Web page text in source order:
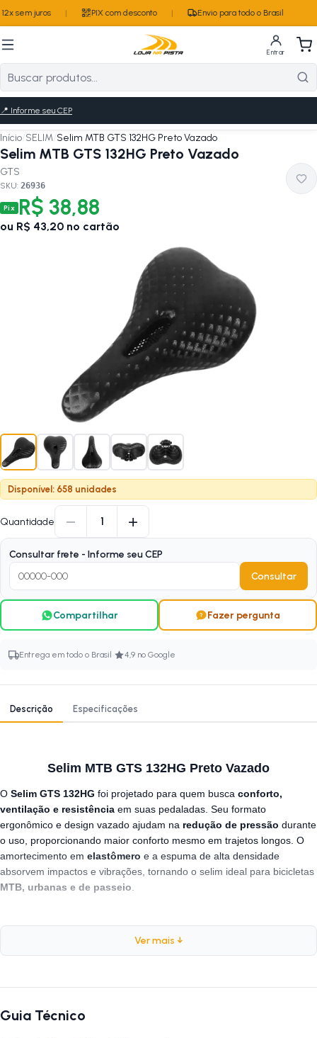
sem juros PIX com desconto Envio para todo o Brasil
Entrar
📍 Informe seu CEP
Início/SELIM/Selim MTB GTS 132HG Preto Vazado
Selim MTB GTS 132HG Preto Vazado
GTS
SKU: 26936
Pix R$ 38,88
ou R$ 43,20 no cartão
Disponível: 658 unidades
Quantidade − 1 +
Consultar frete - Informe seu CEP
Consultar
Compartilhar Fazer pergunta
Entrega em todo o Brasil · 4,9 no Google
Descrição Especificações
Selim MTB GTS 132HG Preto Vazado
O Selim GTS 132HG foi projetado para quem busca conforto,
ventilação e resistência em suas pedaladas. Seu formato
ergonômico e design vazado ajudam na redução de pressão durante
o uso, proporcionando maior conforto mesmo em trajetos longos. O
amortecimento em elastômero e a espuma de alta densidade
absorvem impactos e vibrações, tornando o selim ideal para bicicletas
MTB, urbanas e de passeio
Especificações:
Marca:GTS
Peso:435 gramas
Largura: 180mm
Ver mais ↓
Guia Técnico